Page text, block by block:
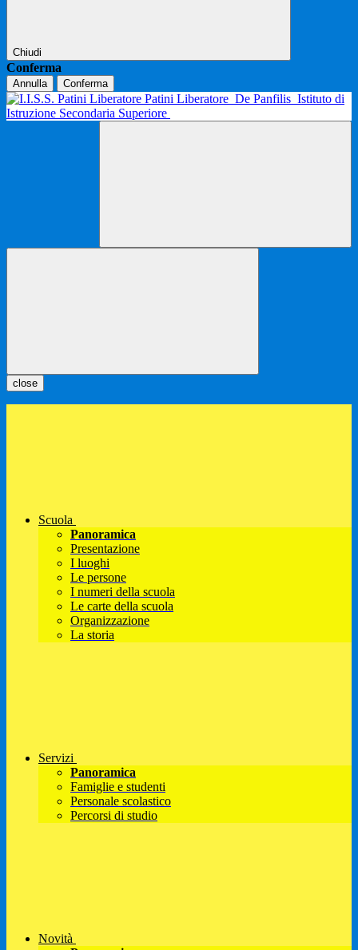
Chiudi
Conferma
Annulla Conferma
Patini Liberatore De Panfilis Istituto di
Istruzione Secondaria Superiore
close
Scuola
Panoramica
Presentazione
I luoghi
Le persone
I numeri della scuola
Le carte della scuola
Organizzazione
La storia
Servizi
Panoramica
Famiglie e studenti
Personale scolastico
Percorsi di studio
Novità